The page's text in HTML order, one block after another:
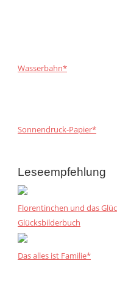
Wasserbahn*
Sonnendruck-Papier*
Leseempfehlung
Florentinchen und das
Glücksbilderbuch
Das alles ist Familie*